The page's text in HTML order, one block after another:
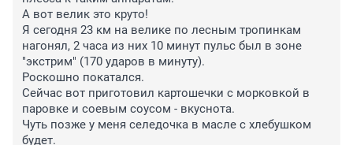
А вот велик это круто!
Я сегодня 23 км на велике по лесным тропинкам
нагонял, 2 часа из них 10 минут пульс был в зоне
"экстрим" (170 ударов в минуту).
Роскошно покатался.
Сейчас вот приготовил картошечки с морковкой в
паровке и соевым соусом - вкуснота.
Чуть позже у меня селедочка в масле с хлебушком
будет.